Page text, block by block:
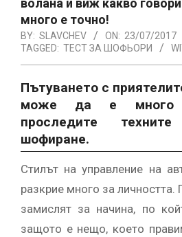
волана и виж какво
много е точно!
BY: SLAVCHEV ON: 23/07/2017
TAGGED: ТЕСТ ЗА ШОФЬОРИ
Пътуването с
може да е много
проследите
шофиране.
Стилът на управление на
разкрие много за личността.
замислят за начина, по
защото е нещо, което